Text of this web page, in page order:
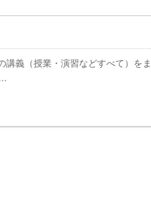
講義（授業・演習などすべて）を